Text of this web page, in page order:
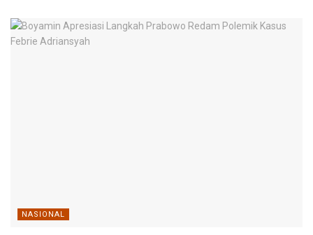
NASIONAL